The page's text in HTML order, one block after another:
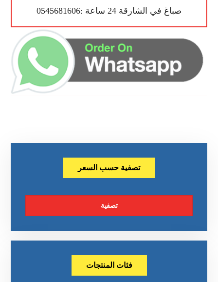
صباغ في الشارقة 24 ساعة :0545681606
تصفية حسب السعر
تصفية
فئات المنتجات